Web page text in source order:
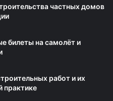
частных домов
билеты на самолёт и
работ и их
практике